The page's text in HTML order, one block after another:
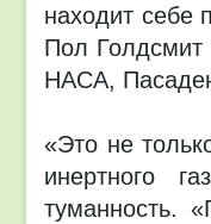
находит себе
Пол Голдсмит
НАСА,
«Это не
инертного
туманность.